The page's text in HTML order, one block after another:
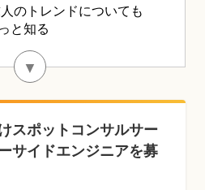
▼
のトレンドについても
っと知る
スポットコンサルサー
サイドエンジニアを募